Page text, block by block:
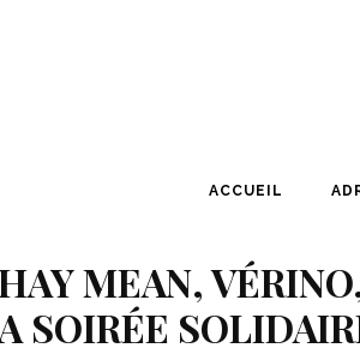
ACCUEIL
MEAN,
SOIRÉE